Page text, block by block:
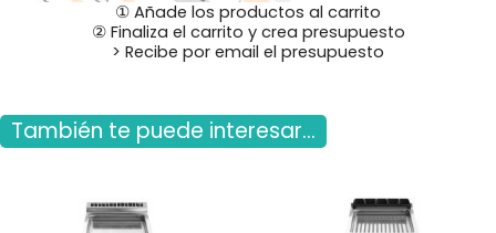
① Añade los productos al carrito
② Finaliza el carrito y crea presupuesto
> Recibe por email el presupuesto
También te puede interesar...